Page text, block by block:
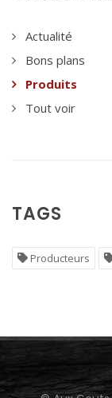
Actualité
Bons plans
Produits
Tout voir
TAGS
Producteurs